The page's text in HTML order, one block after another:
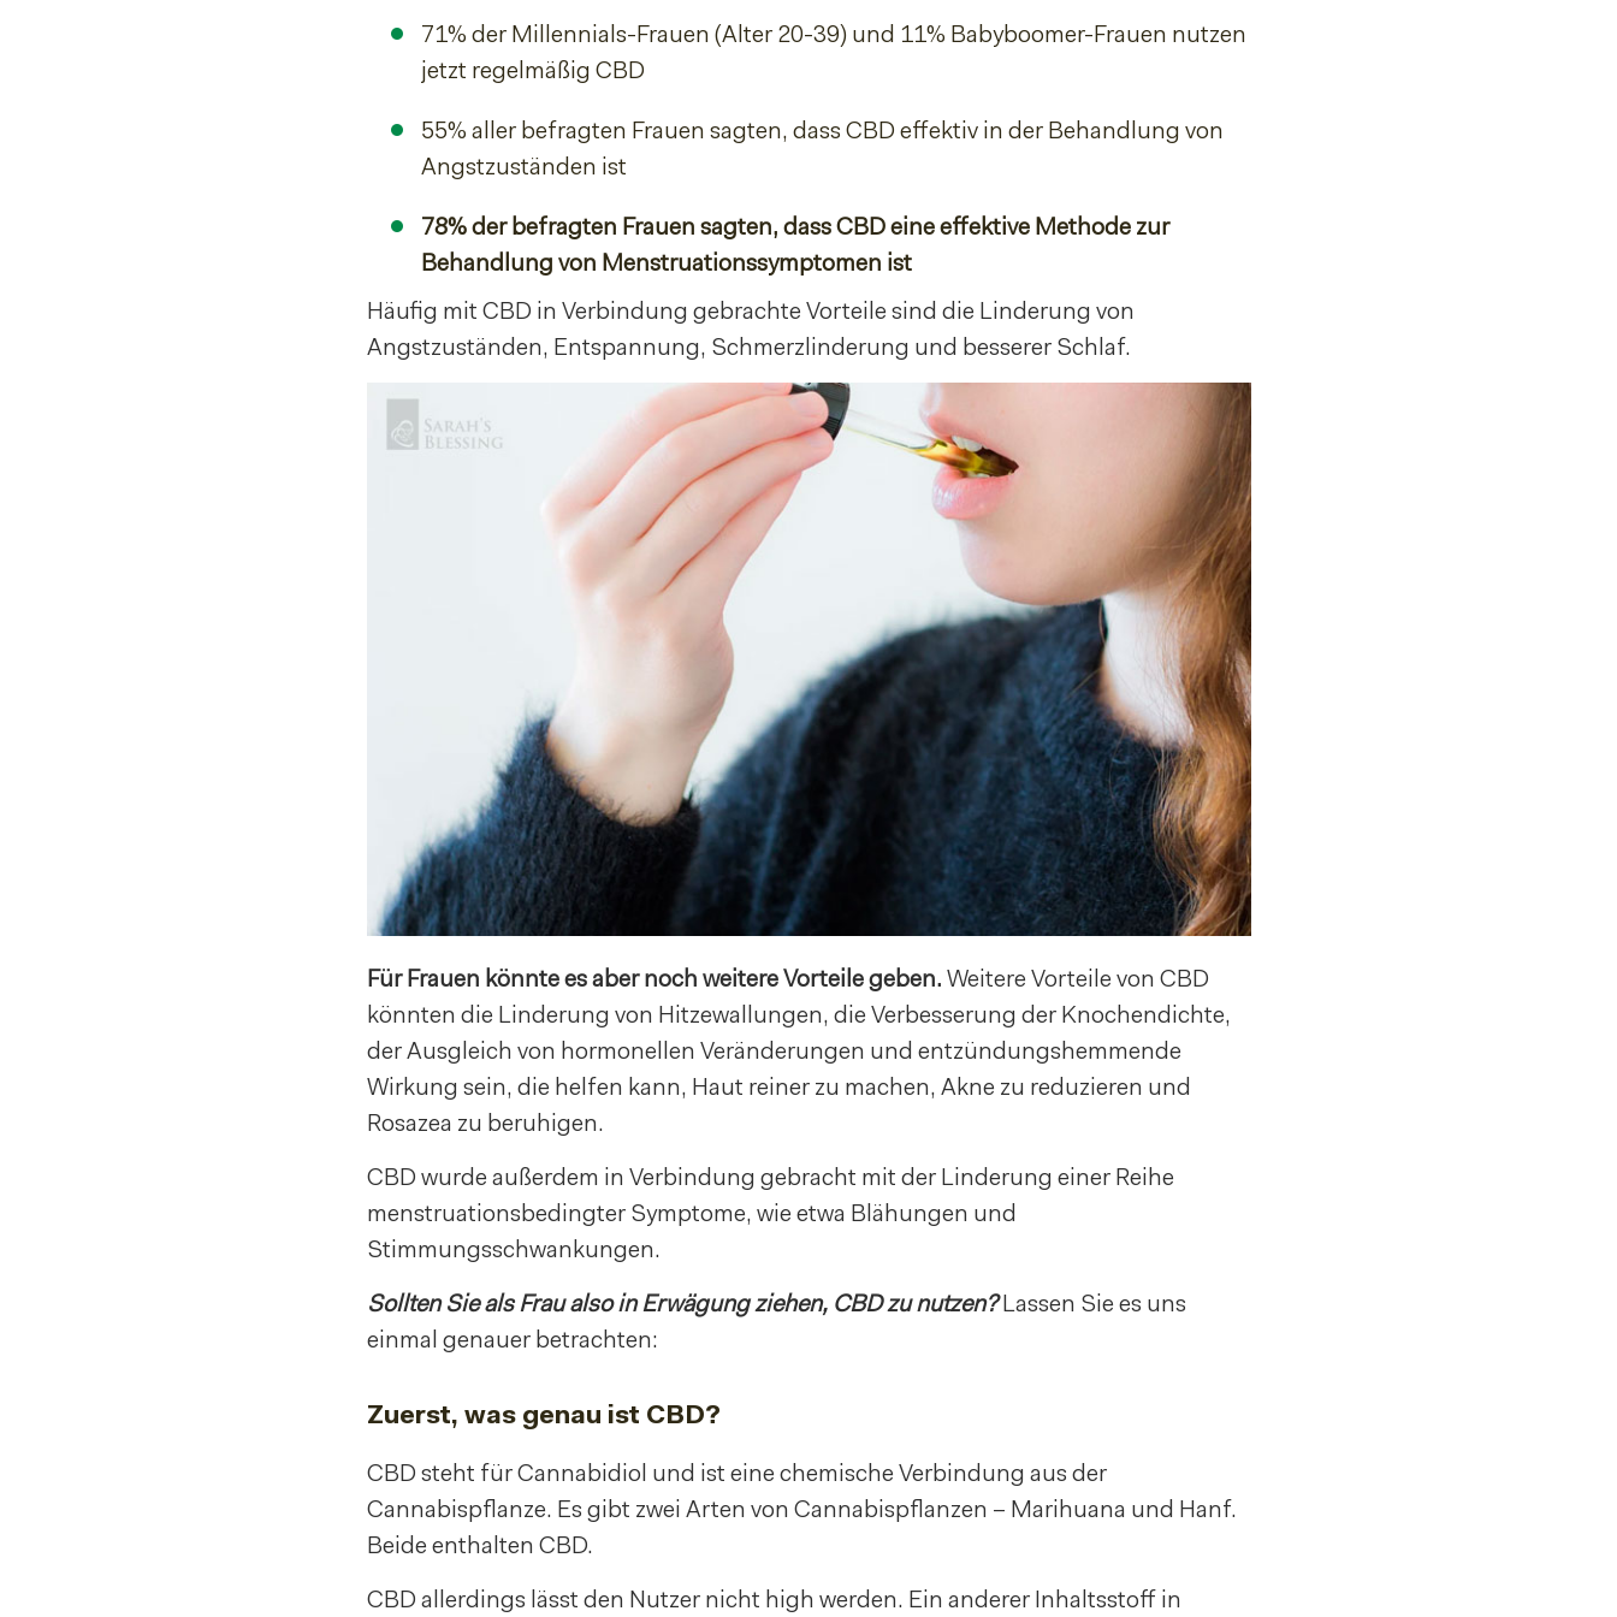
71% der Millennials-Frauen (Alter 20-39) und 11% Babyboomer-Frauen nutzen
jetzt regelmäßig CBD
55% aller befragten Frauen sagten, dass CBD effektiv in der Behandlung von
Angstzuständen ist
78% der befragten Frauen sagten, dass CBD eine effektive Methode zur
Behandlung von Menstruationssymptomen ist
Häufig mit CBD in Verbindung gebrachte Vorteile sind die Linderung von
Angstzuständen, Entspannung, Schmerzlinderung und besserer Schlaf.
Für Frauen könnte es aber noch weitere Vorteile geben.Weitere Vorteile von CBD
könnten die Linderung von Hitzewallungen, die Verbesserung der Knochendichte,
der Ausgleich von hormonellen Veränderungen und entzündungshemmende
Wirkung sein, die helfen kann, Haut reiner zu machen, Akne zu reduzieren und
Rosazea zu beruhigen.
CBD wurde außerdem in Verbindung gebracht mit der Linderung einer Reihe
menstruationsbedingter Symptome, wie etwa Blähungen und
Stimmungsschwankungen.
Sollten Sie als Frau also in Erwägung ziehen, CBD zu nutzen?Lassen Sie es uns
einmal genauer betrachten:
Zuerst, was genau ist CBD?
CBD steht für Cannabidiol und ist eine chemische Verbindung aus der
Cannabispflanze. Es gibt zwei Arten von Cannabispflanzen – Marihuana und Hanf.
Beide enthalten CBD.
CBD allerdings lässt den Nutzer nicht high werden. Ein anderer Inhaltsstoff in